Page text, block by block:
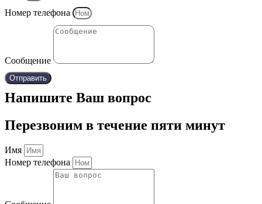
Номер телефона
Сообщение
Отправить
Напишите Ваш вопрос
Перезвоним в течение пяти минут
Имя
Номер телефона